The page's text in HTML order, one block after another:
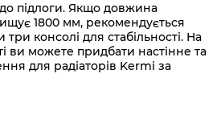
до підлоги. Якщо довжина
1800 мм, рекомендується
консолі для стабільності. На
ви можете придбати настінне та
для радіаторів Kermi за